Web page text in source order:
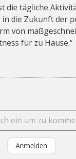
die tägliche
in die Zukunft der
von
für zu Hause.“
Anmelden